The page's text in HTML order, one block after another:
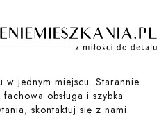
jednym miejscu. Starannie
obsługa i szybka
skontaktuj się z nami.